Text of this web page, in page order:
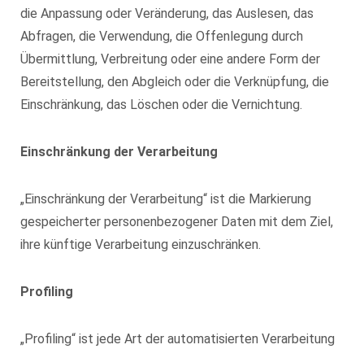
die Anpassung oder Veränderung, das Auslesen, das
Abfragen, die Verwendung, die Offenlegung durch
Übermittlung, Verbreitung oder eine andere Form der
Bereitstellung, den Abgleich oder die Verknüpfung, die
Einschränkung, das Löschen oder die Vernichtung.
Einschränkung der Verarbeitung
„Einschränkung der Verarbeitung“ ist die Markierung
gespeicherter personenbezogener Daten mit dem Ziel,
ihre künftige Verarbeitung einzuschränken.
Profiling
„Profiling“ ist jede Art der automatisierten Verarbeitung